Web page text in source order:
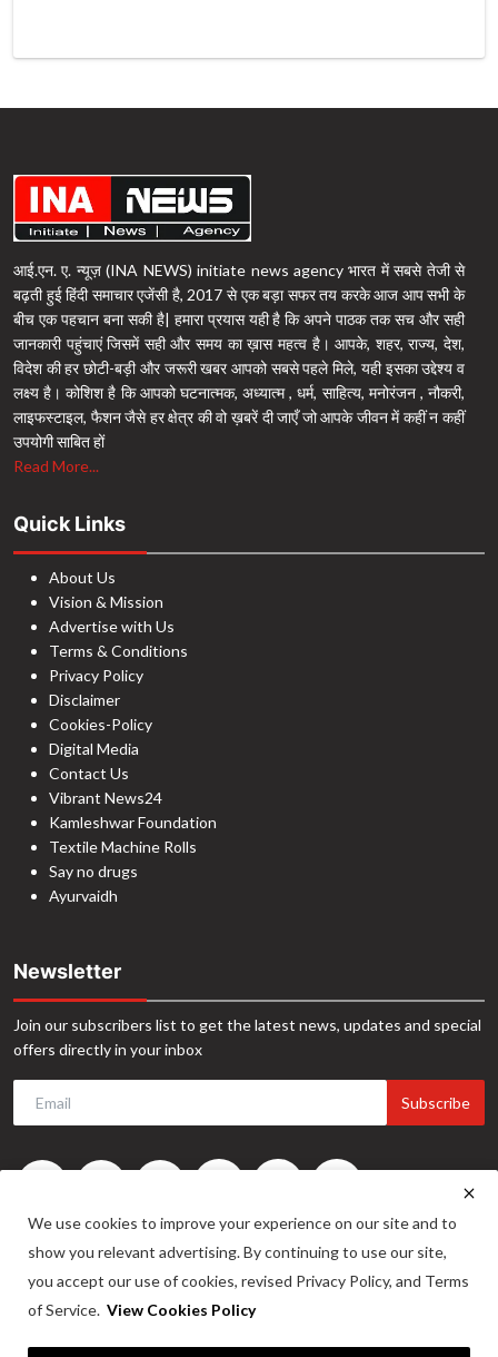
आई.एन. ए. न्यूज़ (INA NEWS) initiate news agency भारत में सबसे तेजी से
बढ़ती हुई हिंदी समाचार एजेंसी है, 2017 से एक बड़ा सफर तय करके आज आप सभी के
बीच एक पहचान बना सकी है| हमारा प्रयास यही है कि अपने पाठक तक सच और सही
जानकारी पहुंचाएं जिसमें सही और समय का ख़ास महत्व है। आपके, शहर, राज्य, देश,
विदेश की हर छोटी-बड़ी और जरूरी खबर आपको सबसे पहले मिले, यही इसका उद्देश्य व
लक्ष्य है। कोशिश है कि आपको घटनात्मक, अध्यात्म , धर्म, साहित्य, मनोरंजन , नौकरी,
लाइफस्टाइल, फैशन जैसे हर क्षेत्र की वो ख़बरें दी जाएँ जो आपके जीवन में कहीं न कहीं
उपयोगी साबित हों
Read More...
Quick Links
About Us
Vision & Mission
Advertise with Us
Terms & Conditions
Privacy Policy
Disclaimer
Cookies-Policy
Digital Media
Contact Us
Vibrant News24
Kamleshwar Foundation
Textile Machine Rolls
Say no drugs
Ayurvaidh
Newsletter
Join our subscribers list to get the latest news, updates and special
offers directly in your inbox
Subscribe
We use cookies to improve your experience on our site and to
show you relevant advertising. By continuing to use our site,
you accept our use of cookies, revised Privacy Policy, and Terms
of Service. View Cookies Policy